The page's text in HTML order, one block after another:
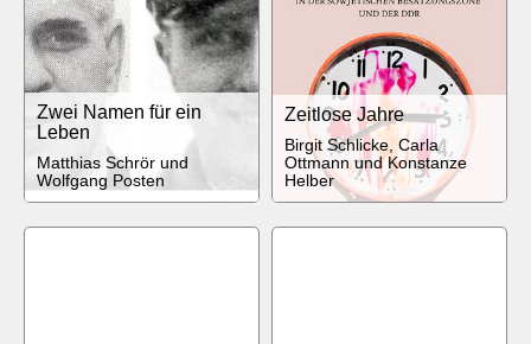
Zwei Namen für ein
Leben
Matthias Schrör und
Wolfgang Posten
Zeitlose Jahre
Birgit Schlicke, Carla
Ottmann und Konstanze
Helber